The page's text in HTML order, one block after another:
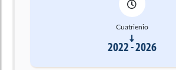
Cuatrienio
2022 - 2026